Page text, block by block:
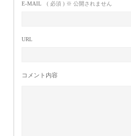
E-MAIL ( 必須 ) ※ 公開されません
URL
コメント内容